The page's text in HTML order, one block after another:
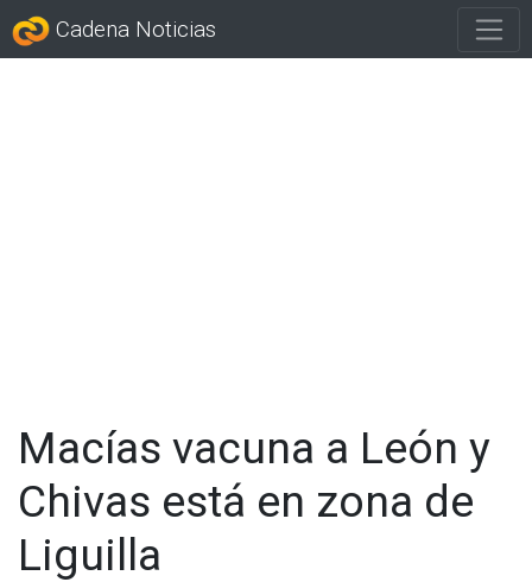
Cadena Noticias
Macías vacuna a León y
Chivas está en zona de
Liguilla